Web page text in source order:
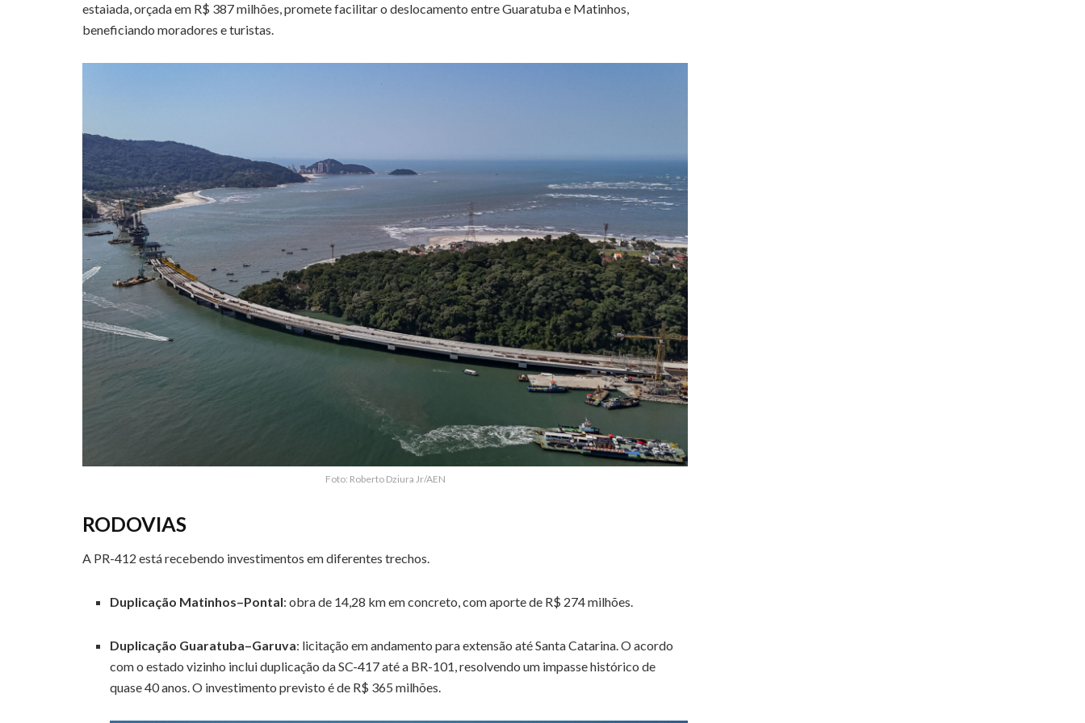
estaiada, orçada em R$ 387 milhões, promete facilitar o deslocamento entre Guaratuba e Matinhos,
beneficiando moradores e turistas.
Foto: Roberto Dziura Jr/AEN
RODOVIAS
A PR-412 está recebendo investimentos em diferentes trechos.
Duplicação Matinhos–Pontal: obra de 14,28 km em concreto, com aporte de R$ 274 milhões.
Duplicação Guaratuba–Garuva: licitação em andamento para extensão até Santa Catarina. O acordo
com o estado vizinho inclui duplicação da SC-417 até a BR-101, resolvendo um impasse histórico de
quase 40 anos. O investimento previsto é de R$ 365 milhões.